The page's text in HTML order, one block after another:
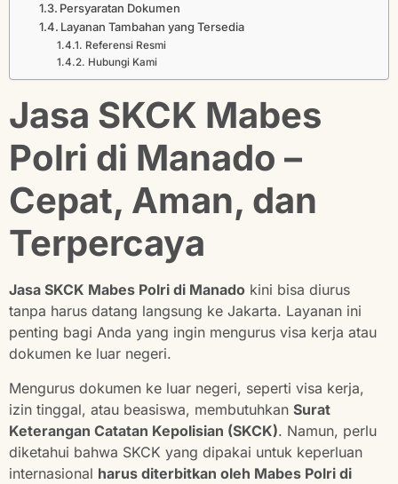
Persyaratan Dokumen
Layanan Tambahan yang Tersedia
Referensi Resmi
Hubungi Kami
Jasa SKCK Mabes
Polri di Manado –
Cepat, Aman, dan
Terpercaya
Jasa SKCK Mabes Polri di Manado kini bisa diurus
tanpa harus datang langsung ke Jakarta. Layanan ini
penting bagi Anda yang ingin mengurus visa kerja atau
dokumen ke luar negeri.
Mengurus dokumen ke luar negeri, seperti visa kerja,
izin tinggal, atau beasiswa, membutuhkan Surat
Keterangan Catatan Kepolisian (SKCK). Namun, perlu
diketahui bahwa SKCK yang dipakai untuk keperluan
internasional harus diterbitkan oleh Mabes Polri di